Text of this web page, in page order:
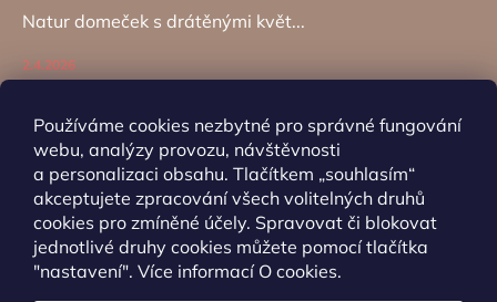
Používáme cookies nezbytné pro správné fungování
webu, analýzy provozu, návštěvnosti
a personalizaci obsahu. Tlačítkem „souhlasím“
akceptujete zpracování všech volitelných druhů
cookies pro zmíněné účely. Spravovat či blokovat
jednotlivé druhy cookies můžete pomocí tlačítka
"nastavení". Více informací O cookies.
Natur domeček s drátěnými květ...
2.4.2026
Návod na výrobu záložky do kní...
ARCHIV